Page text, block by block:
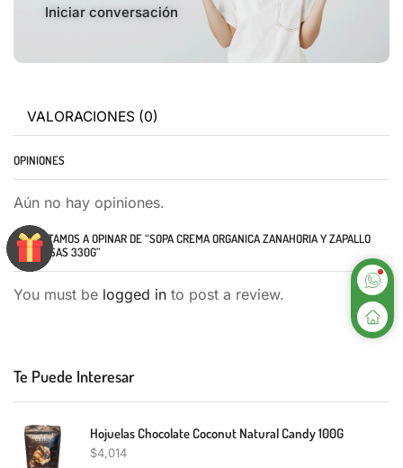
Iniciar conversación
VALORACIONES (0)
OPINIONES
Aún no hay opiniones.
TE INVITAMOS A OPINAR DE “SOPA CREMA ORGANICA ZANAHORIA Y ZAPALLO
LAS BRISAS 330G”
You must be logged in to post a review.
Te Puede Interesar
Hojuelas Chocolate Coconut Natural Candy 100G
$4,014